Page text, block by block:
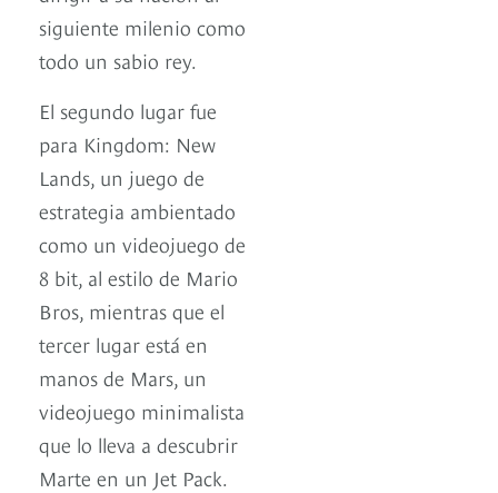
siguiente milenio como
todo un sabio rey.
El segundo lugar fue
para Kingdom: New
Lands, un juego de
estrategia ambientado
como un videojuego de
8 bit, al estilo de Mario
Bros, mientras que el
tercer lugar está en
manos de Mars, un
videojuego minimalista
que lo lleva a descubrir
Marte en un Jet Pack.